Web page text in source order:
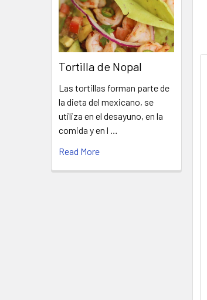
Tortilla de Nopal
Las tortillas forman parte de
la dieta del mexicano, se
utiliza en el desayuno, en la
comida y en l …
Read More